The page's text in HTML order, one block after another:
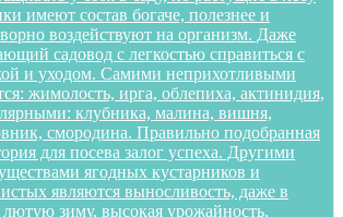
имеют состав богаче, полезнее и
воздействуют на организм. Даже
садовод с легкостью справиться с
и уходом. Самими неприхотливыми
жимолость, ирга, облепиха, актинидия,
клубника, малина, вишня,
смородина. Правильно подобранная
для посева залог успеха. Другими
ягодных кустарников и
являются выносливость, даже в
зиму, высокая урожайность,